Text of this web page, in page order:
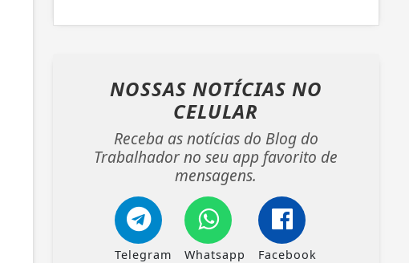
NOSSAS NOTÍCIAS NO
CELULAR
Receba as notícias do Blog do
Trabalhador no seu app favorito de
mensagens.
Telegram Whatsapp Facebook